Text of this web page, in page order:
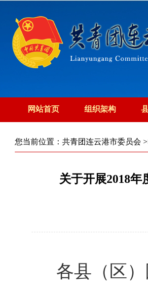
网站首页 组织架构
您当前位置： 共青团连云港市委员会
关于开展2018
各县（区